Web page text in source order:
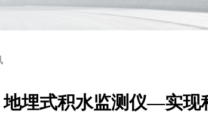
地埋式积水监测仪—实现